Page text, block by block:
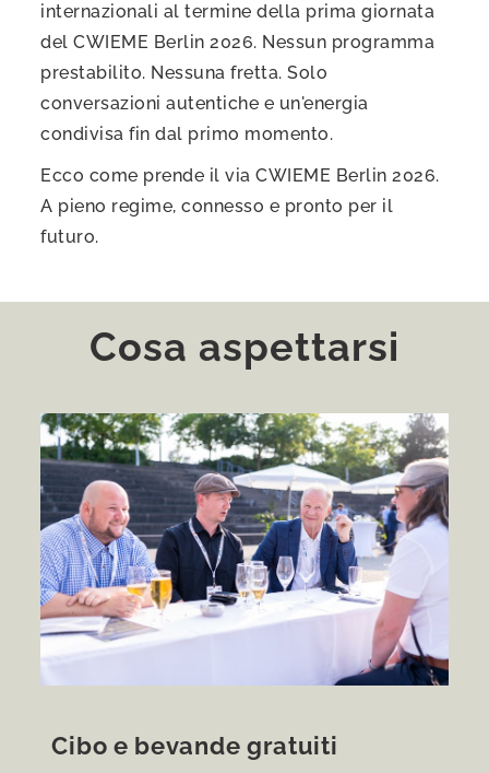
internazionali al termine della prima giornata
del CWIEME Berlin 2026. Nessun programma
prestabilito. Nessuna fretta. Solo
conversazioni autentiche e un'energia
condivisa fin dal primo momento.
Ecco come prende il via CWIEME Berlin 2026.
A pieno regime, connesso e pronto per il
futuro.
Cosa aspettarsi
Cibo e bevande gratuiti